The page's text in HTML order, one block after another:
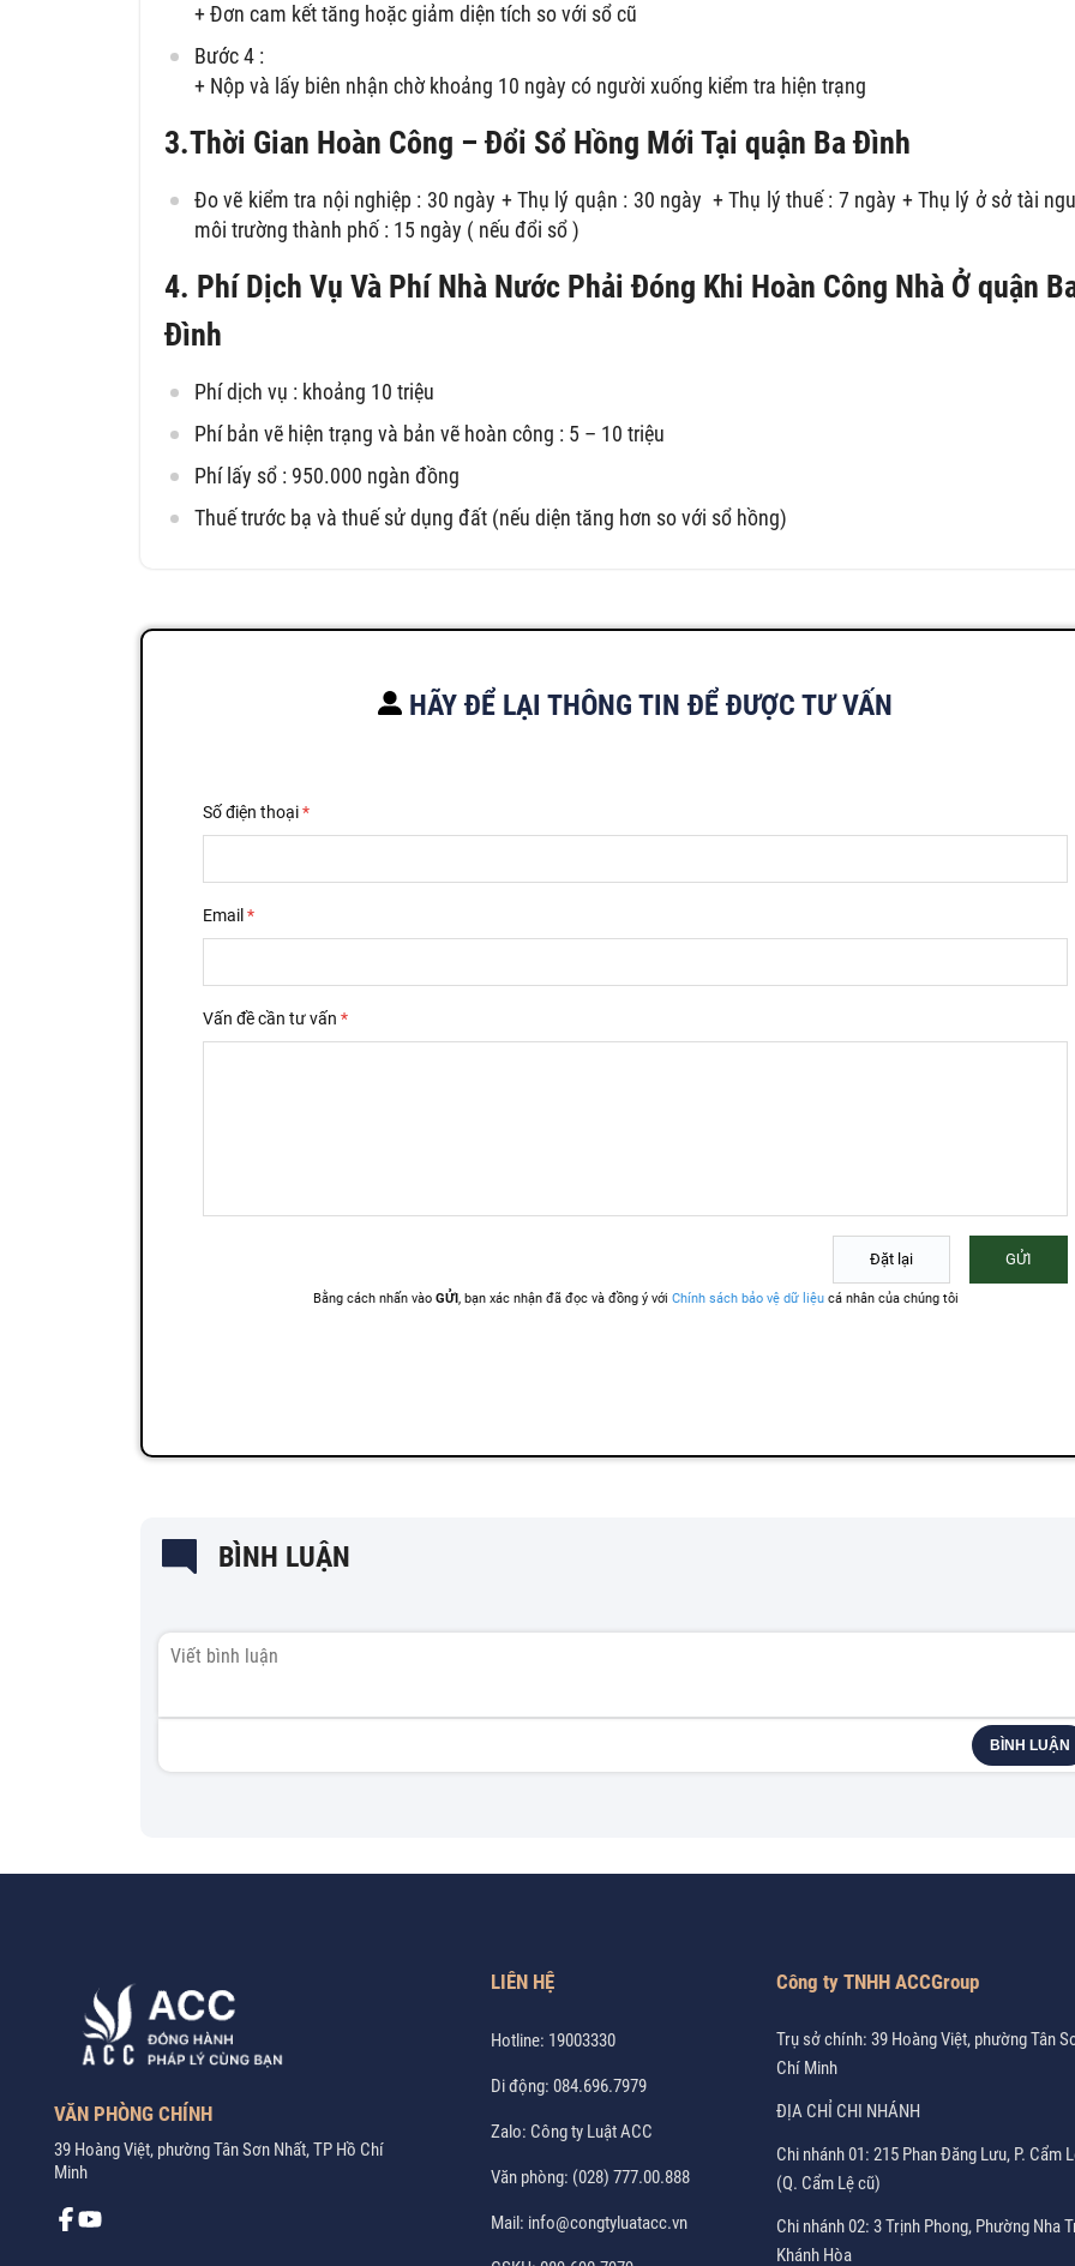
+ Đơn cam kết tăng hoặc giảm diện tích so với sổ cũ
Bước 4 :
+ Nộp và lấy biên nhận chờ khoảng 10 ngày có người xuống kiểm tra hiện trạng
3.Thời Gian Hoàn Công – Đổi Sổ Hồng Mới Tại quận Ba Đình
Đo vẽ kiểm tra nội nghiệp : 30 ngày + Thụ lý quận : 30 ngày + Thụ lý thuế : 7 ngày + Thụ lý ở sở tài
môi trường thành phố : 15 ngày ( nếu đổi sổ )
4. Phí Dịch Vụ Và Phí Nhà Nước Phải Đóng Khi Hoàn Công Nhà Ở quận
Đình
Phí dịch vụ : khoảng 10 triệu
Phí bản vẽ hiện trạng và bản vẽ hoàn công : 5 – 10 triệu
Phí lấy sổ : 950.000 ngàn đồng
Thuế trước bạ và thuế sử dụng đất (nếu diện tăng hơn so với sổ hồng)
HÃY ĐỂ LẠI THÔNG TIN ĐỂ ĐƯỢC TƯ VẤN
BÌNH LUẬN
BÌNH LUẬN
VĂN PHÒNG CHÍNH
39 Hoàng Việt, phường Tân Sơn Nhất, TP Hồ Chí
Minh
LIÊN HỆ
Hotline: 19003330
Di động: 084.696.7979
Zalo: Công ty Luật ACC
Văn phòng: (028) 777.00.888
Mail: info@congtyluatacc.vn
Công ty TNHH ACCGroup
Trụ sở chính: 39 Hoàng Việt, phường Tân
Chí Minh
ĐỊA CHỈ CHI NHÁNH
Chi nhánh 01: 215 Phan Đăng Lưu, P. Cẩm
(Q. Cẩm Lệ cũ)
Chi nhánh 02: 3 Trịnh Phong, Phường Nha
Khánh Hòa